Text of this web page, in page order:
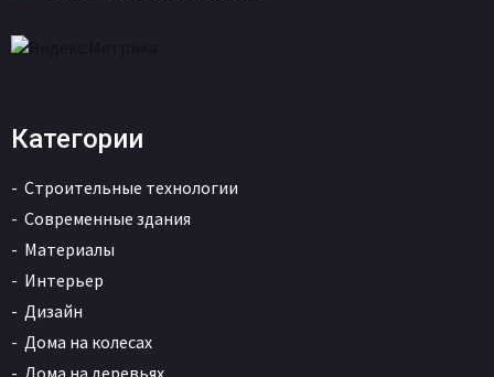
Категории
Строительные технологии
Современные здания
Материалы
Интерьер
Дизайн
Дома на колесах
Дома на деревьях